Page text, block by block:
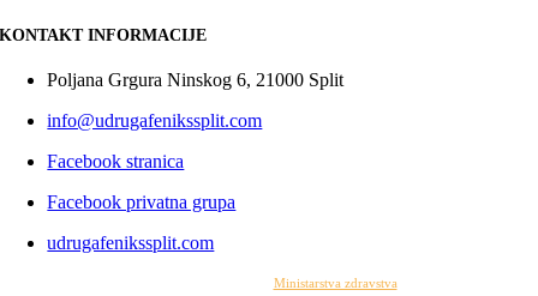
KONTAKT INFORMACIJE
Poljana Grgura Ninskog 6, 21000 Split
info@udrugafenikssplit.com
Facebook stranica
Facebook privatna grupa
udrugafenikssplit.com
Ministarstva zdravstva